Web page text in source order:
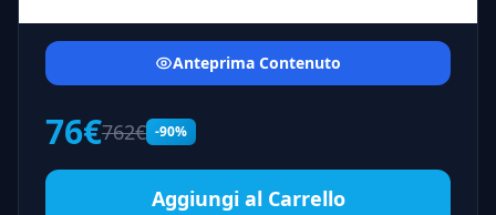
Anteprima Contenuto
76€762€ -90%
Aggiungi al Carrello